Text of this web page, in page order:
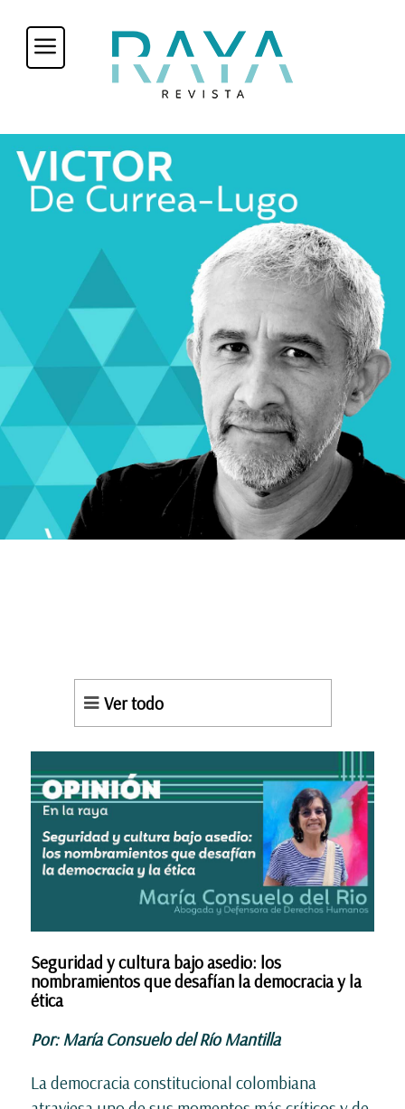
Ver todo
Seguridad y cultura bajo asedio: los
nombramientos que desafían la democracia y la
ética
Por: María Consuelo del Río Mantilla
La democracia constitucional colombiana